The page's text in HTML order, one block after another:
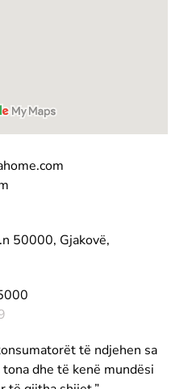
50000, Gjakovë,
të ndjehen sa
dhe të kenë mundësi